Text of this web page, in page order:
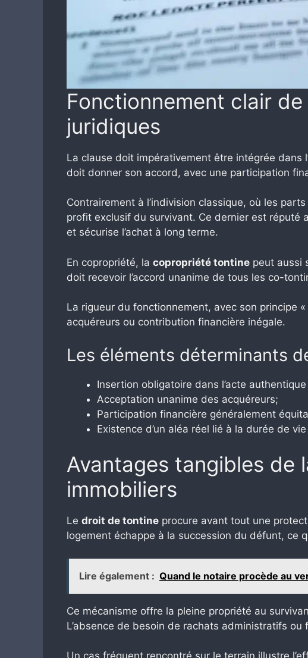
Fonctionnement clair
juridiques
La clause doit impérativement être intégrée dans
doit donner son accord, avec une participation
Contrairement à l’indivision classique, où les
profit exclusif du survivant. Ce dernier est réputé
et sécurise l’achat à long terme.
En copropriété, la copropriété tontine peut aussi
doit recevoir l’accord unanime de tous les co-
La rigueur du fonctionnement, avec son principe
acquéreurs ou contribution financière inégale.
Les éléments déterminants
Insertion obligatoire dans l’acte
Acceptation unanime des acquéreurs;
Participation financière généralement
Existence d’un aléa réel lié à la durée de
Avantages tangibles de
immobiliers
Le droit de tontine procure avant tout une
logement échappe à la succession du défunt, ce
Lire également : Quand le notaire procède au
Ce mécanisme offre la pleine propriété au
L’absence de besoin de rachats administratifs